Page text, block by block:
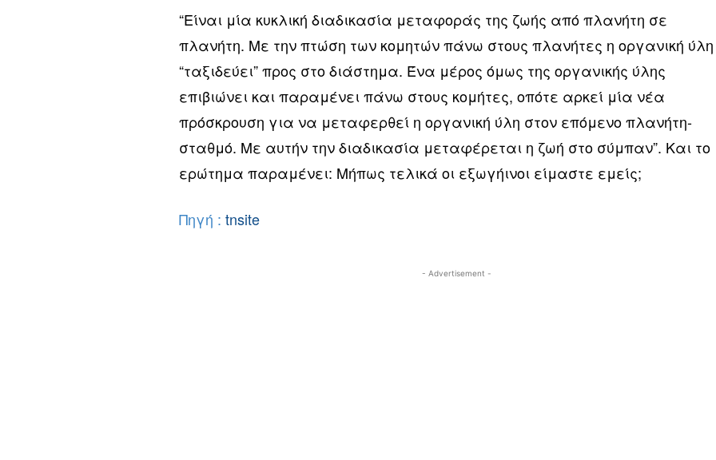
“Είναι μία κυκλική διαδικασία μεταφοράς της ζωής από πλανήτη σε
πλανήτη. Με την πτώση των κομητών πάνω στους πλανήτες η οργανική ύλη
“ταξιδεύει” προς στο διάστημα. Ένα μέρος όμως της οργανικής ύλης
επιβιώνει και παραμένει πάνω στους κομήτες, οπότε αρκεί μία νέα
πρόσκρουση για να μεταφερθεί η οργανική ύλη στον επόμενο πλανήτη-
σταθμό. Με αυτήν την διαδικασία μεταφέρεται η ζωή στο σύμπαν”. Και το
ερώτημα παραμένει: Μήπως τελικά οι εξωγήινοι είμαστε εμείς;
Πηγή :tnsite
- Advertisement -